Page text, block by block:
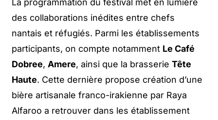
des collaborations inédites entre chefs
nantais et réfugiés. Parmi les établissements
participants, on compte notamment Le Café
Dobree, Amere, ainsi que la brasserie Tête
Haute. Cette dernière propose création d’une
bière artisanale franco-irakienne par Raya
Alfaroo a retrouver dans les établissement